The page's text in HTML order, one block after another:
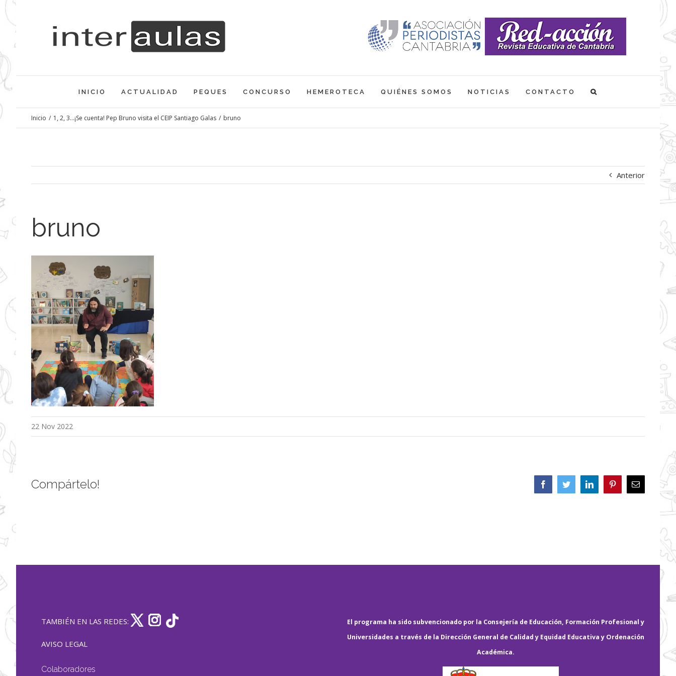
Saltar
INICIO ACTUALIDAD PEQUES CONCURSO HEMEROTECA QUIÉNES SOMOS NOTICIAS CONTACTO
Inicio / 1, 2, 3…¡Se cuenta! Pep Bruno visita el CEIP Santiago Galas / bruno
Anterior
bruno
22 Nov 2022
Compártelo! FacebookTwitterLinkedIn PinterestCorreo
electrónico
TAMBIÉN EN LAS REDES:
AVISO LEGAL
Colaboradores
El programa ha sido subvencionado por la Consejería de Educación, Formación Profesional y
Universidades a través de la Dirección General de Calidad y Equidad Educativa y Ordenación
Académica.